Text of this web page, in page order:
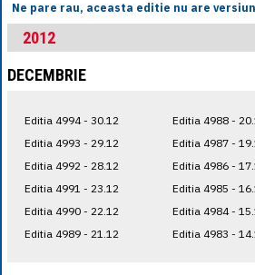
Ne pare rau, aceasta editie nu are
2012
DECEMBRIE
Editia 4994 - 30.12
Editia 4993 - 29.12
Editia 4992 - 28.12
Editia 4991 - 23.12
Editia 4990 - 22.12
Editia 4989 - 21.12
Editia 4988 -
Editia 4987 -
Editia 4986 -
Editia 4985 -
Editia 4984 -
Editia 4983 -